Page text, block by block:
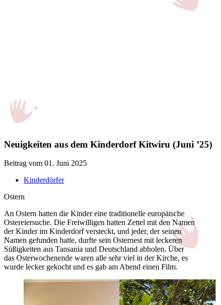
Neuigkeiten aus dem Kinderdorf Kitwiru (Juni ’25)
Beitrag vom 01. Juni 2025
Kinderdörfer
Ostern
An Ostern hatten die Kinder eine traditionelle europäische
Ostereiersuche. Die Freiwilligen hatten Zettel mit den Namen
der Kinder im Kinderdorf versteckt, und jeder, der seinen
Namen gefunden hatte, durfte sein Osternest mit leckeren
Süßigkeiten aus Tansania und Deutschland abholen. Über
das Osterwochenende waren alle sehr viel in der Kirche, es
wurde lecker gekocht und es gab am Abend einen Film.